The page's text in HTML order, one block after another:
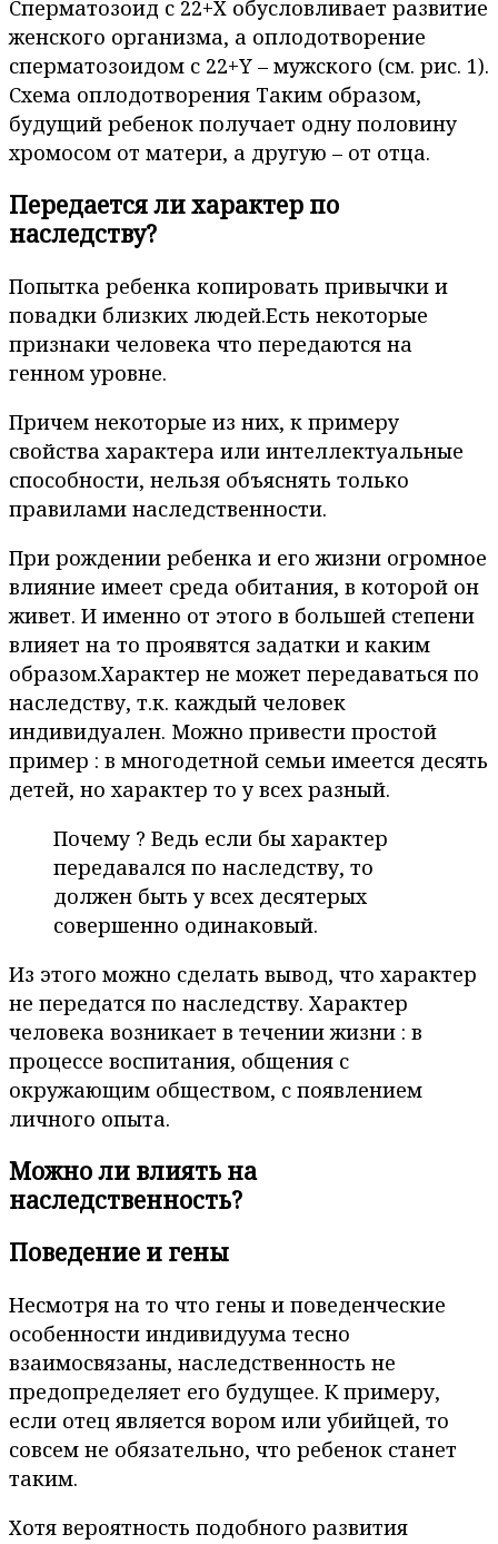
Сперматозоид с 22+Х обусловливает развитие
женского организма, а оплодотворение
сперматозоидом с 22+Y – мужского (см. рис. 1).
Схема оплодотворения Таким образом,
будущий ребенок получает одну половину
хромосом от матери, а другую – от отца.
Передается ли характер по
наследству?
Попытка ребенка копировать привычки и
повадки близких людей.Есть некоторые
признаки человека что передаются на
генном уровне.
Причем некоторые из них, к примеру
свойства характера или интеллектуальные
способности, нельзя объяснять только
правилами наследственности.
При рождении ребенка и его жизни огромное
влияние имеет среда обитания, в которой он
живет. И именно от этого в большей степени
влияет на то проявятся задатки и каким
образом.Характер не может передаваться по
наследству, т.к. каждый человек
индивидуален. Можно привести простой
пример : в многодетной семьи имеется десять
детей, но характер то у всех разный.
Почему ? Ведь если бы характер
передавался по наследству, то
должен быть у всех десятерых
совершенно одинаковый.
Из этого можно сделать вывод, что характер
не передатся по наследству. Характер
человека возникает в течении жизни : в
процессе воспитания, общения с
окружающим обществом, с появлением
личного опыта.
Можно ли влиять на
наследственность?
Поведение и гены
Несмотря на то что гены и поведенческие
особенности индивидуума тесно
взаимосвязаны, наследственность не
предопределяет его будущее. К примеру,
если отец является вором или убийцей, то
совсем не обязательно, что ребенок станет
таким.
Хотя вероятность подобного развития